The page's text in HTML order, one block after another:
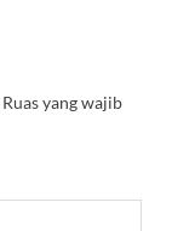
Ruas yang wajib